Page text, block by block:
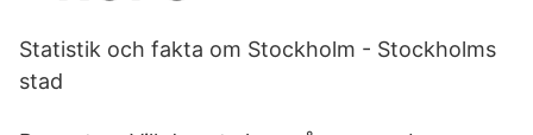
Statistik och fakta om Stockholm - Stockholms
stad